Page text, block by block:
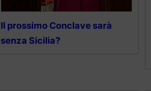
Il prossimo Conclave sarà
senza Sicilia?